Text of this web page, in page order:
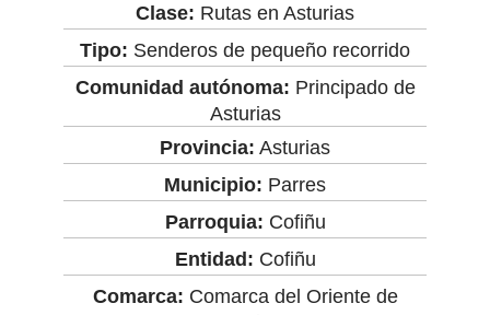
Clase: Rutas en Asturias
Tipo: Senderos de pequeño recorrido
Comunidad autónoma: Principado de
Asturias
Provincia: Asturias
Municipio: Parres
Parroquia: Cofiñu
Entidad: Cofiñu
Comarca: Comarca del Oriente de